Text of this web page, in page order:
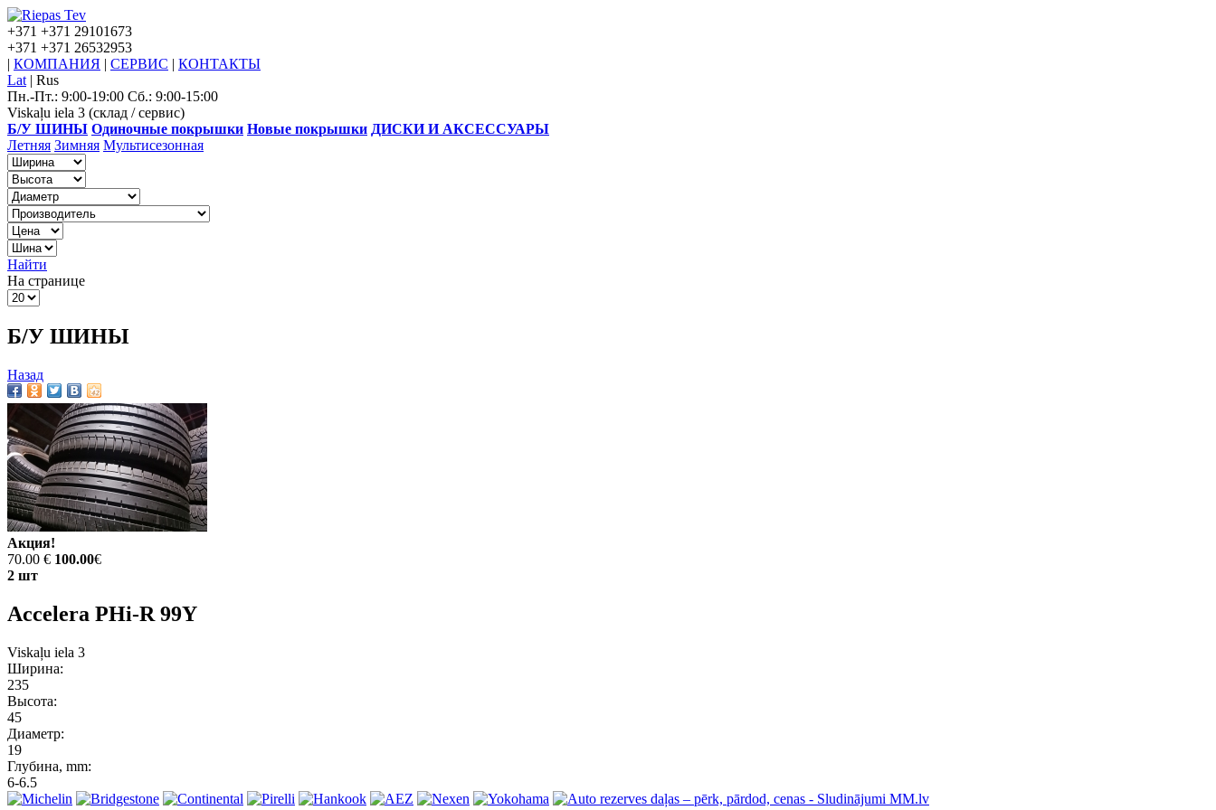
+371 +371 29101673
+371 +371 26532953
| КОМПАНИЯ | СЕРВИС | КОНТАКТЫ
Lat | Rus
Пн.-Пт.: 9:00-19:00 Сб.: 9:00-15:00
Viskaļu iela 3 (склад / сервис)
Б/У ШИНЫ Одиночные покрышки Новые покрышки ДИСКИ И АКСЕССУАРЫ
Летняя Зимняя Мультисезонная
Найти
На странице
Б/У ШИНЫ
Назад
Акция!
70.00 € 100.00€
2 шт
Accelera PHi-R 99Y
Viskaļu iela 3
Ширина:
235
Высота:
45
Диаметр:
19
Глубина, mm:
6-6.5